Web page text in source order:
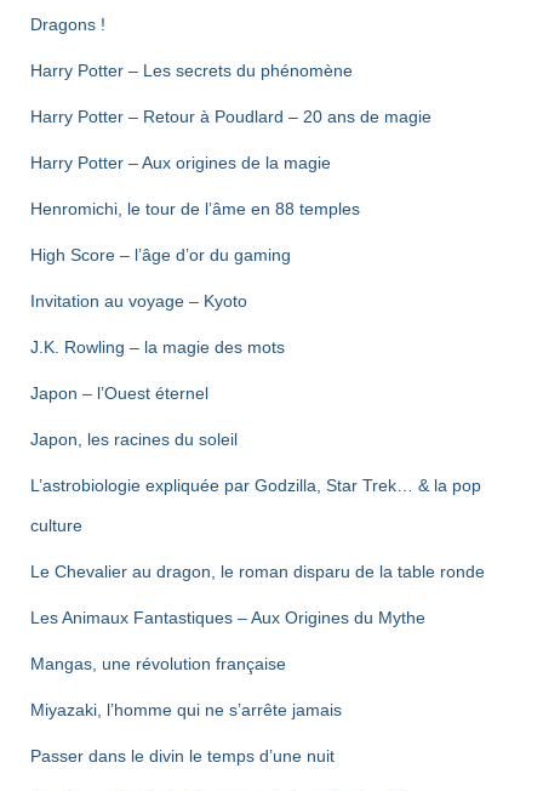
Dragons !
Harry Potter – Les secrets du phénomène
Harry Potter – Retour à Poudlard – 20 ans de magie
Harry Potter – Aux origines de la magie
Henromichi, le tour de l’âme en 88 temples
High Score – l’âge d’or du gaming
Invitation au voyage – Kyoto
J.K. Rowling – la magie des mots
Japon – l’Ouest éternel
Japon, les racines du soleil
L’astrobiologie expliquée par Godzilla, Star Trek… & la pop
culture
Le Chevalier au dragon, le roman disparu de la table ronde
Les Animaux Fantastiques – Aux Origines du Mythe
Mangas, une révolution française
Miyazaki, l’homme qui ne s’arrête jamais
Passer dans le divin le temps d’une nuit